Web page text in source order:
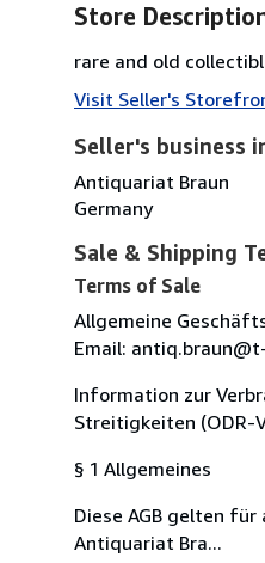
Store
rare and old
Visit Seller's
Seller's business
Antiquariat Braun
Germany
Sale & Shipping
Terms of Sale
Allgemeine
Email:
Information zur
Streitigkeiten (ODR-
§ 1 Allgemeines
Diese AGB gelten
Antiquariat Bra...